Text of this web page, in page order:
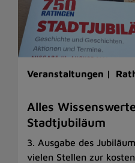
Veranstaltungen |
Alles
Stadtjubiläum
3. Ausgabe des
vielen Stellen zur